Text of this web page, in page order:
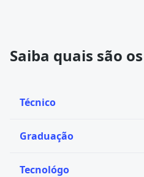
Saiba quais são
Técnico
Graduação
Tecnológo